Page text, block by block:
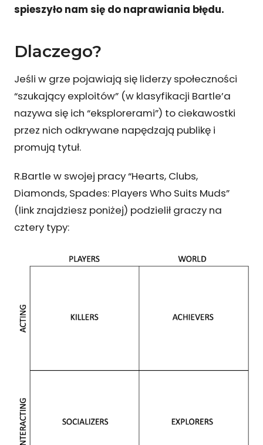
spieszyło nam się do naprawiania błędu.
Dlaczego?
Jeśli w grze pojawiają się liderzy społeczności
“szukający exploitów” (w klasyfikacji Bartle’a
nazywa się ich “eksplorerami”) to ciekawostki
przez nich odkrywane napędzają publikę i
promują tytuł.
R.Bartle w swojej pracy “Hearts, Clubs,
Diamonds, Spades: Players Who Suits Muds”
(link znajdziesz poniżej) podzielił graczy na
cztery typy: